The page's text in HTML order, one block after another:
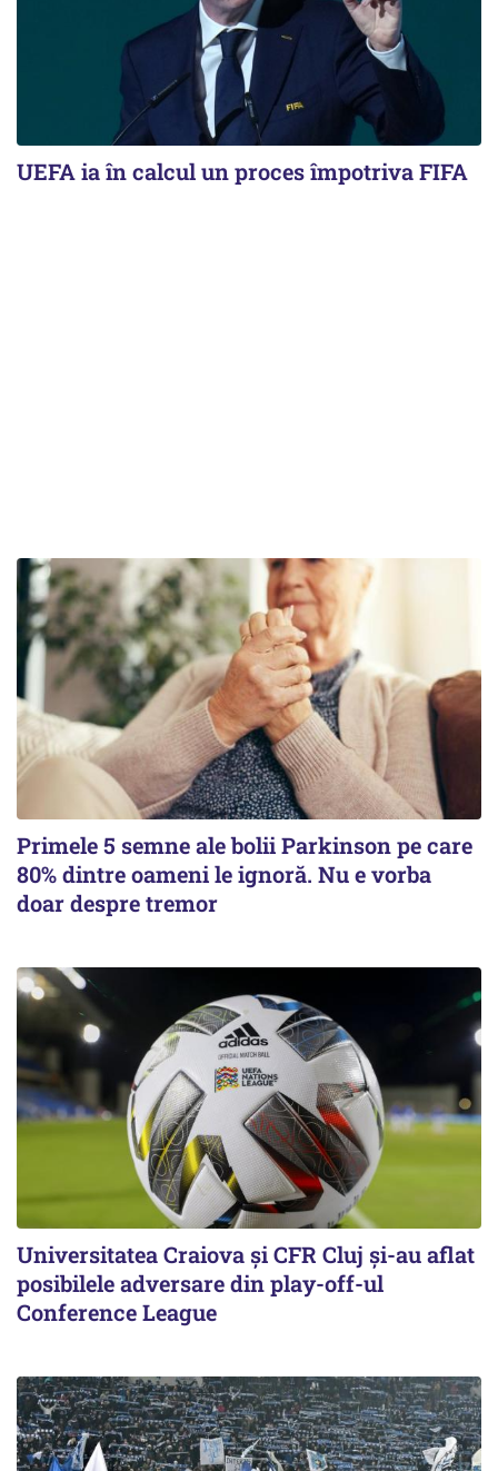
UEFA ia în calcul un proces împotriva FIFA
Primele 5 semne ale bolii Parkinson pe care
80% dintre oameni le ignoră. Nu e vorba
doar despre tremor
Universitatea Craiova și CFR Cluj și-au aflat
posibilele adversare din play-off-ul
Conference League